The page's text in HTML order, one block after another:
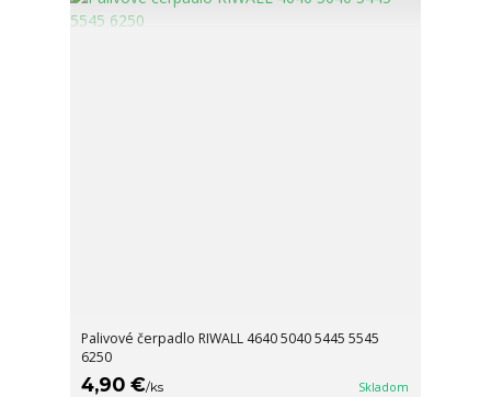
Palivové čerpadlo RIWALL 4640 5040 5445 5545
6250
4,90 €/ks Skladom